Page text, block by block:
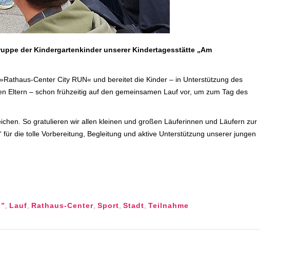
der Kindergartenkinder unserer Kindertagesstätte „Am
Center City RUN« und bereitet die Kinder – in Unterstützung des
Eltern – schon frühzeitig auf den gemeinsamen Lauf vor, um zum Tag des
So gratulieren wir allen kleinen und großen Läuferinnen und Läufern zur
die tolle Vorbereitung, Begleitung und aktive Unterstützung unserer jungen
Lauf Rathaus-Center Sport Stadt Teilnahme